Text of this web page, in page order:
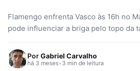
Flamengo enfrenta Vasco às 16h no
pode influenciar a briga pelo topo da
PorGabriel Carvalho
há 3 meses• 3 min de leitura